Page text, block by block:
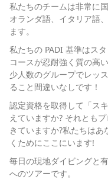
私たちのチームは非常に
オランダ語、イタリア語
ます。
私たちの PADI 基準はス
コースが忍耐強く質の高
少人数のグループでレッ
ること間違いなしです！
認定資格を取得して「ス
えていますか? それとも
きていますか?私たちは
くためにここにいます!
毎日の現地ダイビングと
へのツアーです。